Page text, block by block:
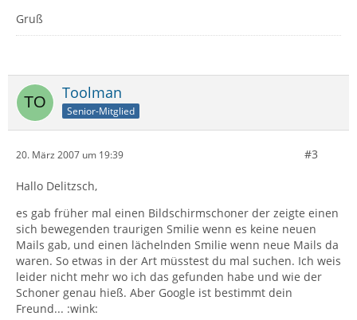
Gruß
Toolman
Senior-Mitglied
20. März 2007 um 19:39 #3
Hallo Delitzsch,
es gab früher mal einen Bildschirmschoner der zeigte einen
sich bewegenden traurigen Smilie wenn es keine neuen
Mails gab, und einen lächelnden Smilie wenn neue Mails da
waren. So etwas in der Art müsstest du mal suchen. Ich weis
leider nicht mehr wo ich das gefunden habe und wie der
Schoner genau hieß. Aber Google ist bestimmt dein
Freund... :wink: